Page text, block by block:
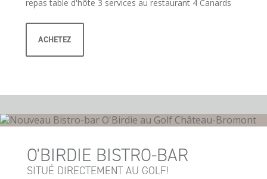
repas table d'hôte 3 services au restaurant 4 Canards
ACHETEZ
O'BIRDIE BISTRO-BAR
SITUÉ DIRECTEMENT AU GOLF!